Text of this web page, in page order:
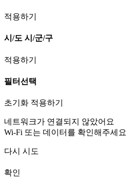
적용하기
시/도 시/군/구
적용하기
필터선택
초기화 적용하기
네트워크가 연결되지 않았어요
Wi-Fi 또는 데이터를 확인해주세요
다시 시도
확인